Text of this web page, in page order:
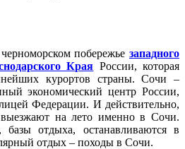
побережьезападного
Края России, которая
курортов страны. Сочи –
экономический центр России,
Федерации. И действительно,
на лето именно в Сочи.
отдыха, останавливаются в
отдых – походы в Сочи.